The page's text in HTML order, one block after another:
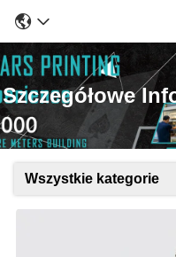
Szczegółowe
Wszystkie kategorie